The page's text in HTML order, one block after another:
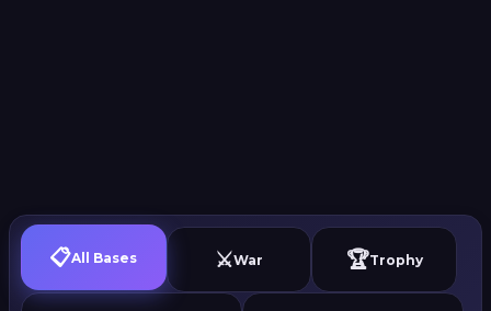
📋All Bases ⚔️War 🏆Trophy